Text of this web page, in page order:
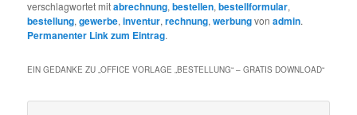
verschlagwortet mitabrechnung,bestellen,bestellformular,
bestellung,gewerbe,inventur,rechnung,werbungvonadmin.
Permanenter Link zum Eintrag.
EIN GEDANKE ZU „OFFICE VORLAGE „BESTELLUNG“ – GRATIS DOWNLOAD“